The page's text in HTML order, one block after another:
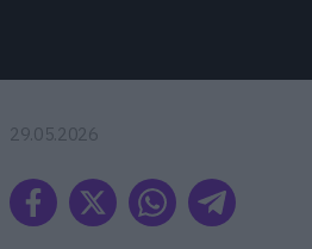
29.05.2026